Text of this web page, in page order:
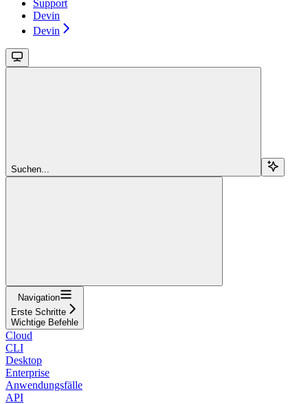
Support
Devin
Devin
Suchen...
Navigation
Erste Schritte
Wichtige Befehle
Cloud
CLI
Desktop
Enterprise
Anwendungsfälle
API